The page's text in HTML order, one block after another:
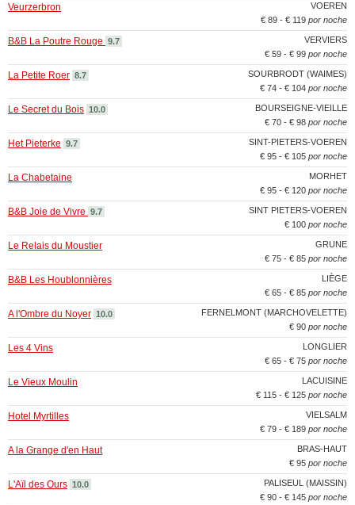
VOEREN
Veurzerbron
€ 89 - € 119 por noche
VERVIERS
B&B La Poutre Rouge 9.7
€ 59 - € 99 por noche
SOURBRODT (WAIMES)
La Petite Roer 8.7
€ 74 - € 104 por noche
BOURSEIGNE-VIEILLE
Le Secret du Bois 10.0
€ 70 - € 98 por noche
SINT-PIETERS-VOEREN
Het Pieterke 9.7
€ 95 - € 105 por noche
MORHET
La Chabetaine
€ 95 - € 120 por noche
SINT PIETERS-VOEREN
B&B Joie de Vivre 9.7
€ 100 por noche
GRUNE
Le Relais du Moustier
€ 75 - € 85 por noche
LIÈGE
B&B Les Houblonnières
€ 65 - € 85 por noche
FERNELMONT (MARCHOVELETTE)
A l'Ombre du Noyer 10.0
€ 90 por noche
LONGLIER
Les 4 Vins
€ 65 - € 75 por noche
LACUISINE
Le Vieux Moulin
€ 115 - € 125 por noche
VIELSALM
Hotel Myrtilles
€ 79 - € 189 por noche
BRAS-HAUT
A la Grange d'en Haut
€ 95 por noche
PALISEUL (MAISSIN)
L'Aïl des Ours 10.0
€ 90 - € 145 por noche